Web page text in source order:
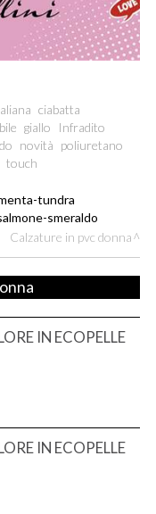
ciabatta
giallo
Infradito
novità poliuretano
touch
tundra
smeraldo
Calzature in pvc donna
IN ECOPELLE
IN ECOPELLE